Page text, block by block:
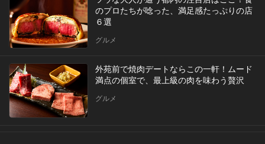
のプロたちが唸った、満足感たっぷりの店
６選
グルメ
外苑前で焼肉デートならこの一軒！ムード
満点の個室で、最上級の肉を味わう贅沢
グルメ